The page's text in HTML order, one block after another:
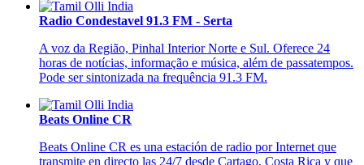
Radio Condestavel 91.3 FM - Serta
A voz da Região, Pinhal Interior Norte e Sul. Oferece 24
horas de notícias, informação e música, além de passatempos.
Pode ser sintonizada na frequência 91.3 FM.
Beats Online CR
Beats Online CR es una estación de radio por Internet que
transmite en directo las 24/7 desde Cartago, Costa Rica y que